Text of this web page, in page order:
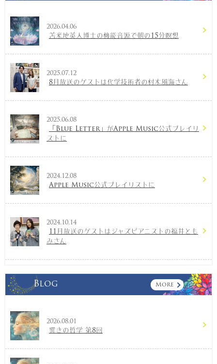
2026.04.06
苫米地英人博士の機能音源で朝の15分瞑想
2025.07.12
8月放送のゲストは化学技術者の村木風海さん
2025.06.08
「Blue Letter」がApple Music公式プレイリ
ストに
2024.12.08
Apple Music公式プレイリストに
2024.10.14
11月放送のゲストはジャズピアニストの福井とも
みさん
Blog More
2026.08.01
響きの哲学 第8回